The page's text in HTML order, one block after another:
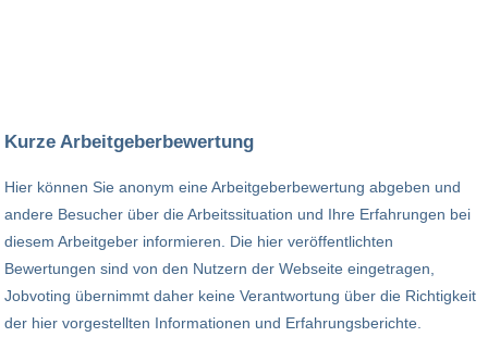
Kurze Arbeitgeberbewertung
Hier können Sie anonym eine Arbeitgeberbewertung abgeben und
andere Besucher über die Arbeitssituation und Ihre Erfahrungen bei
diesem Arbeitgeber informieren. Die hier veröffentlichten
Bewertungen sind von den Nutzern der Webseite eingetragen,
Jobvoting übernimmt daher keine Verantwortung über die Richtigkeit
der hier vorgestellten Informationen und Erfahrungsberichte.